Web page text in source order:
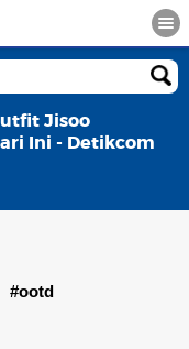
Jisoo
Ini - Detikcom
#ootd